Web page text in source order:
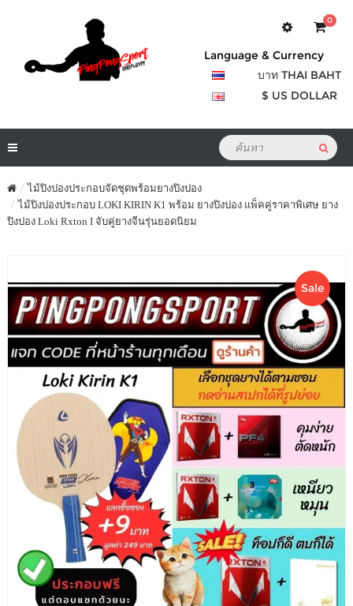
0
Language & Currency
บาท THAI BAHT
$ US DOLLAR
ไม้ปิงปองประกอบจัดชุดพร้อมยางปิงปอง
ไม้ปิงปองประกอบ LOKI KIRIN K1 พร้อม ยางปิงปอง แพ็คคู่ราคาพิเศษ ยาง
ปิงปอง Loki Rxton I จับคู่ยางจีนรุ่นยอดนิยม
Sale